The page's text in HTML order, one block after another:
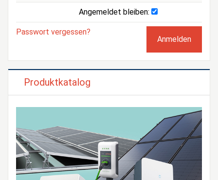
Angemeldet bleiben:
Passwort vergessen?
Produktkatalog